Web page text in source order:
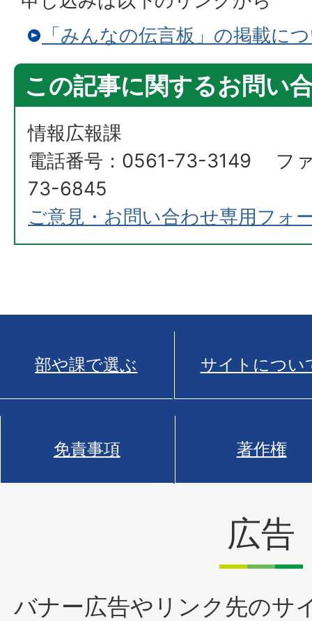
「みんなの伝言板」の掲載に
この記事に関するお問い
情報広報課
電話番号：0561-73-3149 フ
73-6845
ご意見・お問い合わせ専用フォ
部や課で選ぶ サイトについ
免責事項 著作権
広告
バナー広告やリンク先のサ